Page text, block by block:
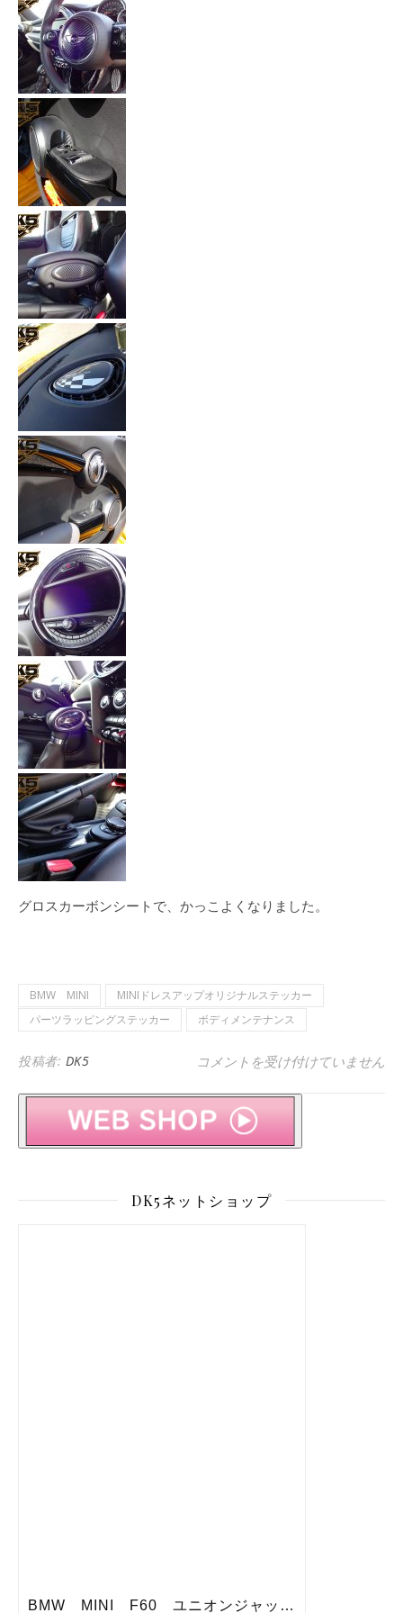
グロスカーボンシートで、かっこよくなりました。
BMW MINI
MINIドレスアップオリジナルステッカー
パーツラッピングステッカー
ボディメンテナンス
投稿者: DK5 BMW MINI F56 COOPER S ボデ
コメントを受け付けていません
DK5ネットショップ